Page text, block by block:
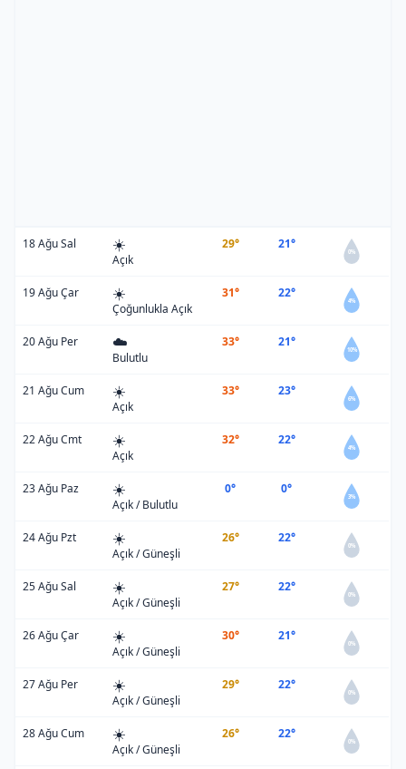
18 Ağu Sal ☀️
Açık
29° 21°
0%
19 Ağu Çar ☀️
Çoğunlukla Açık
31° 22°
4%
20 Ağu Per ☁️
Bulutlu
33° 21°
10%
21 Ağu Cum ☀️
Açık
33° 23°
6%
22 Ağu Cmt ☀️
Açık
32° 22°
4%
23 Ağu Paz ☀️
Açık / Bulutlu
0° 0°
3%
24 Ağu Pzt ☀️
Açık / Güneşli
26° 22°
0%
25 Ağu Sal ☀️
Açık / Güneşli
27° 22°
0%
26 Ağu Çar ☀️
Açık / Güneşli
30° 21°
0%
27 Ağu Per ☀️
Açık / Güneşli
29° 22°
0%
28 Ağu Cum ☀️
Açık / Güneşli
26° 22°
0%